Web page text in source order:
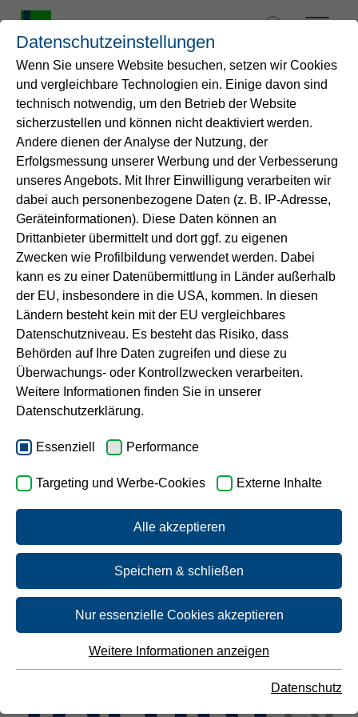
springen
Startseite
Wasser
Service
Energie
B2B-Lösungen
Unternehmen
Karriere
forum blau-grün 2026:
Jetzt für das Fachfestival
anmelden!
Am 18. Juni 2026 geht unser Fachfestival "forum
blau-grün" in die dritte Runde. Von 8:30 bis 16:30
Uhr bringen wir im SANAA-Gebäude auf der Zeche
Zollverein in Essen Expertinnen und Experten aus
Wirtschaft, Wissenschaft und Politik zusammen.
Im Fokus stehen aktuelle Fragen rund um die
Themen Wasser, Abwasser & Kreislaufwirtschaft
sowie Energiewende.
Jetzt anmelden
Datenschutzeinstellungen
Wenn Sie unsere Website besuchen, setzen wir Cookies
und vergleichbare Technologien ein. Einige davon sind
technisch notwendig, um den Betrieb der Website
sicherzustellen und können nicht deaktiviert werden.
Andere dienen der Analyse der Nutzung, der
Erfolgsmessung unserer Werbung und der Verbesserung
unseres Angebots. Mit Ihrer Einwilligung verarbeiten wir
dabei auch personenbezogene Daten (z. B. IP-Adresse,
Geräteinformationen). Diese Daten können an
Drittanbieter übermittelt und dort ggf. zu eigenen
Zwecken wie Profilbildung verwendet werden. Dabei
kann es zu einer Datenübermittlung in Länder außerhalb
der EU, insbesondere in die USA, kommen. In diesen
Ländern besteht kein mit der EU vergleichbares
Datenschutzniveau. Es besteht das Risiko, dass
Behörden auf Ihre Daten zugreifen und diese zu
Überwachungs- oder Kontrollzwecken verarbeiten.
Weitere Informationen finden Sie in unserer
Datenschutzerklärung.
Essenziell Performance
Targeting und Werbe-Cookies Externe Inhalte
Alle akzeptieren
Speichern & schließen
Nur essenzielle Cookies akzeptieren
der Webseite benötigt. Dadurch ist gewährleistet, dass die
Webseite einwandfrei funktioniert.
Weitere Informationen anzeigen
Datenschutz